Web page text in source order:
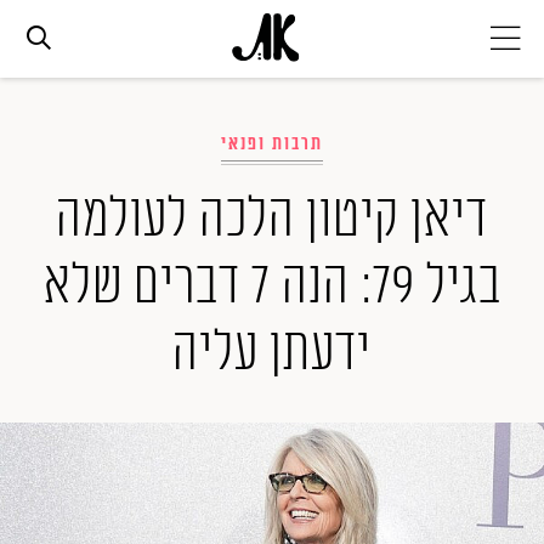
אופנה
ביוטי
סלבס
ערוצים נוספים
המגזין
תרבות ופנאי
דיאן קיטון הלכה לעולמה
בגיל 79: הנה 7 דברים שלא
ידעתן עליה